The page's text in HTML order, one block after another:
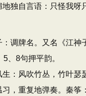
地独自言语：只怪我呀
：调牌名。又名《江神
5、8句押平韵。
生：风吹竹丛，竹叶瑟
习，重复地弹奏。秦筝